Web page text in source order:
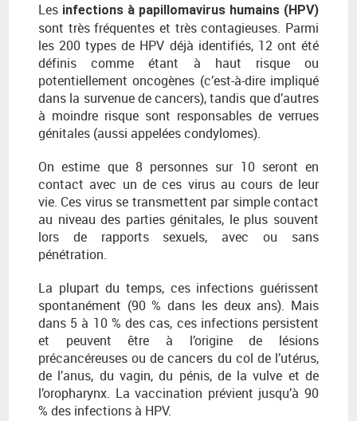
Les infections à papillomavirus humains (HPV)
sont très fréquentes et très contagieuses. Parmi
les 200 types de HPV déjà identifiés, 12 ont été
définis comme étant à haut risque ou
potentiellement oncogènes (c’est-à-dire impliqué
dans la survenue de cancers), tandis que d’autres
à moindre risque sont responsables de verrues
génitales (aussi appelées condylomes).
On estime que 8 personnes sur 10 seront en
contact avec un de ces virus au cours de leur
vie. Ces virus se transmettent par simple contact
au niveau des parties génitales, le plus souvent
lors de rapports sexuels, avec ou sans
pénétration.
La plupart du temps, ces infections guérissent
spontanément (90 % dans les deux ans). Mais
dans 5 à 10 % des cas, ces infections persistent
et peuvent être à l’origine de lésions
précancéreuses ou de cancers du col de l’utérus,
de l’anus, du vagin, du pénis, de la vulve et de
l’oropharynx. La vaccination prévient jusqu’à 90
% des infections à HPV.